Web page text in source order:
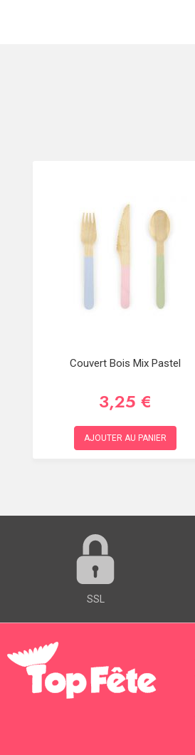
Couvert Bois Mix Pastel
3,25 €
AJOUTER AU PANIER
SSL